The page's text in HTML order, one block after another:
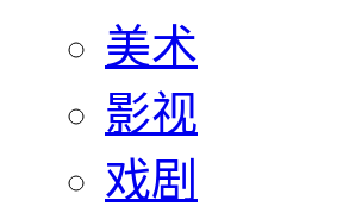
美术
影视
戏剧